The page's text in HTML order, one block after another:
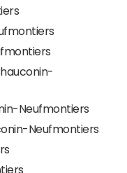
Neufmontiers
Neufmontiers